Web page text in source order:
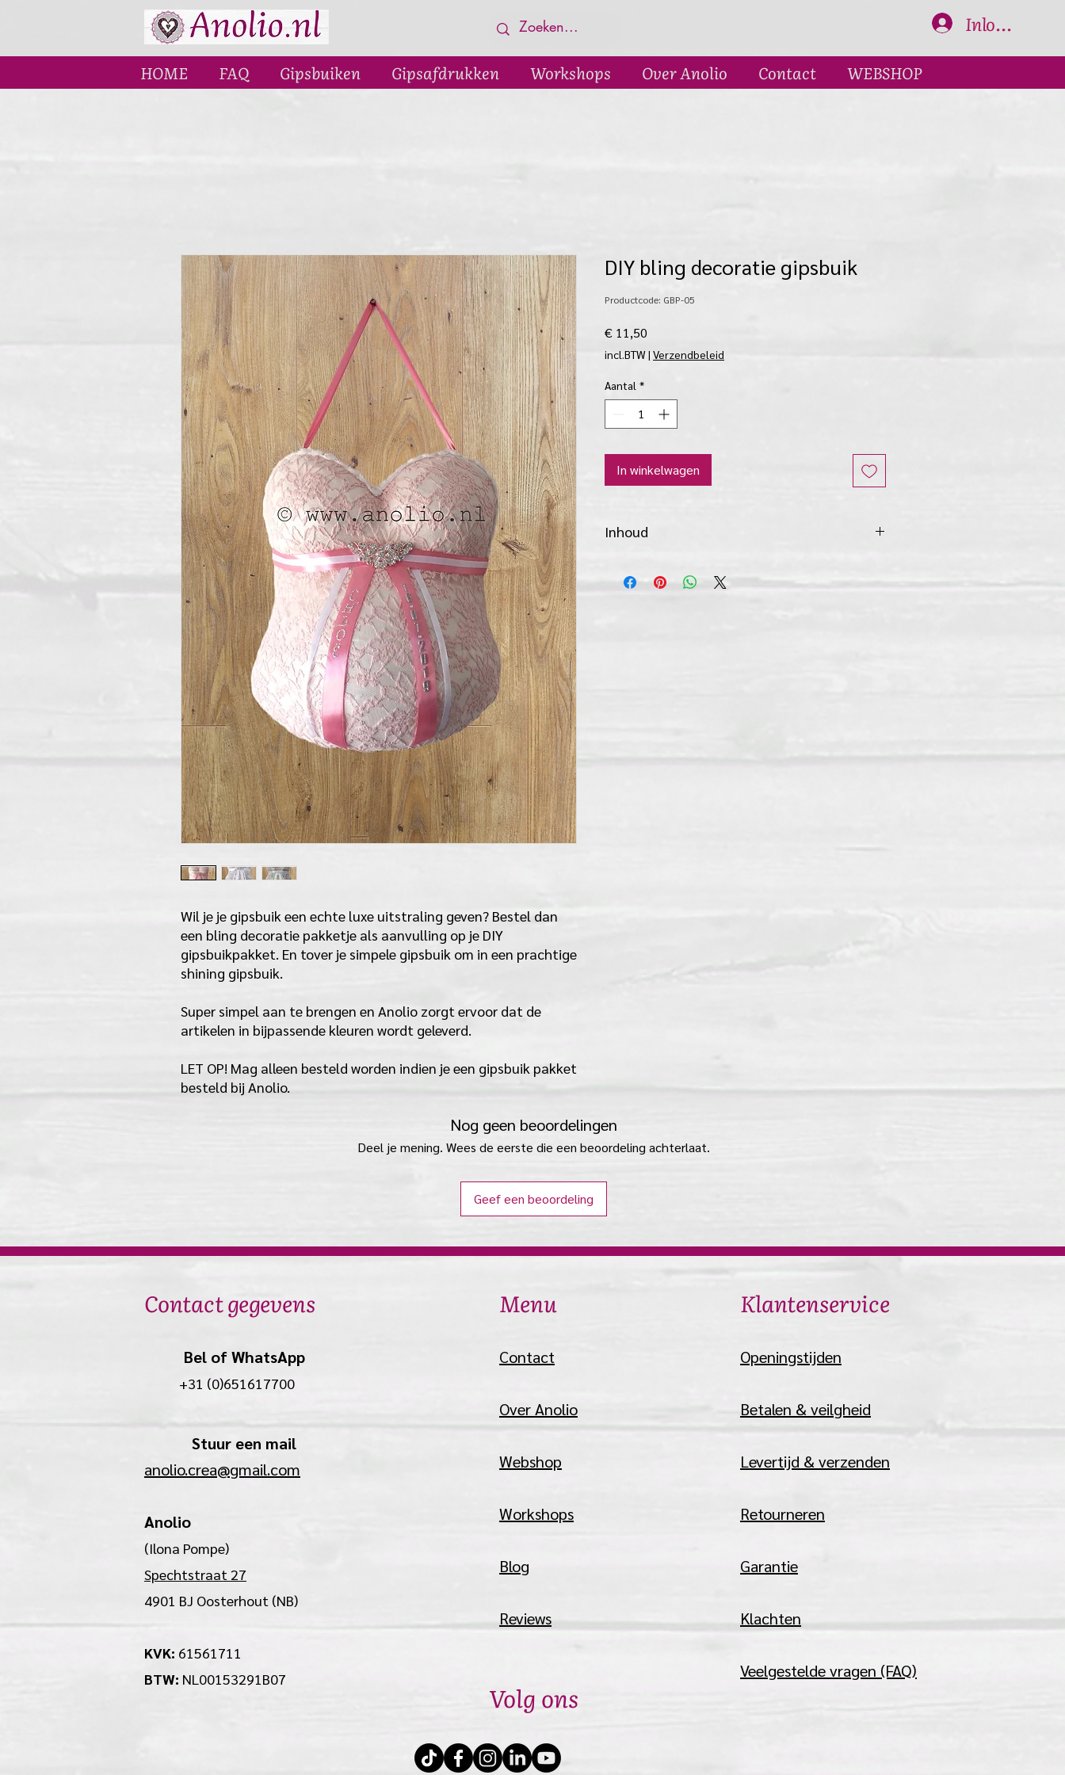
Inloggen
HOME FAQ Gipsbuiken Gipsafdrukken Workshops Over Anolio Contact WEBSHOP
Wil je je gipsbuik een echte luxe uitstraling geven? Bestel dan
een bling decoratie pakketje als aanvulling op je DIY
gipsbuikpakket. En tover je simpele gipsbuik om in een prachtige
shining gipsbuik.
Super simpel aan te brengen en Anolio zorgt ervoor dat de
artikelen in bijpassende kleuren wordt geleverd.
LET OP! Mag alleen besteld worden indien je een gipsbuik pakket
besteld bij Anolio.
DIY bling decoratie gipsbuik
Productcode: GBP-05
€ 11,50
incl.BTW| Verzendbeleid
Aantal *
In winkelwagen
Inhoud
"centre piece" sieraad
Nog geen beoordelingen
Deel je mening. Wees de eerste die een beoordeling achterlaat.
Geef een beoordeling
Contact gegevens
Bel of WhatsApp
+31 (0)651617700
Stuur een mail
anolio.crea@gmail.com
Anolio
(Ilona Pompe)
Spechtstraat 27
4901 BJ Oosterhout (NB)
KVK: 61561711
BTW: NL00153291B07
Menu
Contact
Over Anolio
Webshop
Workshops
Blog
Reviews
Volg ons
​Klantenservice
​Openingstijden
Betalen & veilgheid
Levertijd & verzenden
Retourneren
Garantie
Klachten
Veelgestelde vragen (FAQ)